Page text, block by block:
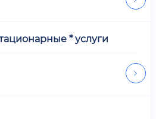
* услуги